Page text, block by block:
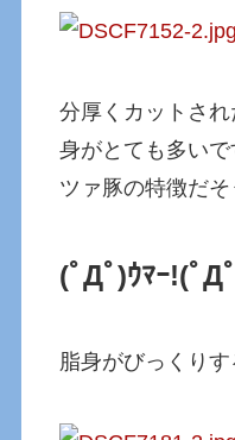
分厚くカットさ
身がとても多い
ツァ豚の特徴だそ
(ﾟДﾟ)ｳﾏｰ!(ﾟД
脂身がびっくりす